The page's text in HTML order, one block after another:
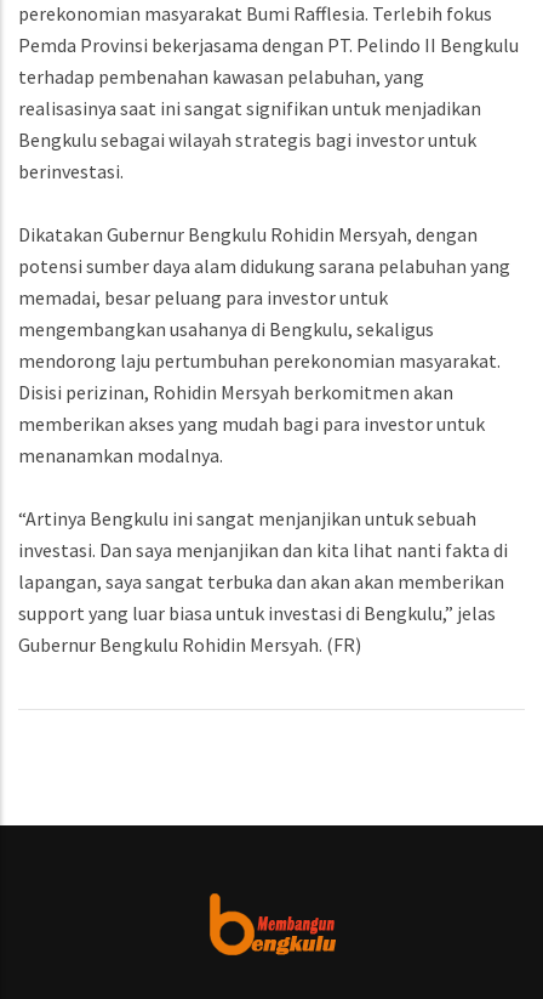
perekonomian masyarakat Bumi Rafflesia. Terlebih fokus
Pemda Provinsi bekerjasama dengan PT. Pelindo II Bengkulu
terhadap pembenahan kawasan pelabuhan, yang
realisasinya saat ini sangat signifikan untuk menjadikan
Bengkulu sebagai wilayah strategis bagi investor untuk
berinvestasi.
Dikatakan Gubernur Bengkulu Rohidin Mersyah, dengan
potensi sumber daya alam didukung sarana pelabuhan yang
memadai, besar peluang para investor untuk
mengembangkan usahanya di Bengkulu, sekaligus
mendorong laju pertumbuhan perekonomian masyarakat.
Disisi perizinan, Rohidin Mersyah berkomitmen akan
memberikan akses yang mudah bagi para investor untuk
menanamkan modalnya.
“Artinya Bengkulu ini sangat menjanjikan untuk sebuah
investasi. Dan saya menjanjikan dan kita lihat nanti fakta di
lapangan, saya sangat terbuka dan akan akan memberikan
support yang luar biasa untuk investasi di Bengkulu,” jelas
Gubernur Bengkulu Rohidin Mersyah. (FR)